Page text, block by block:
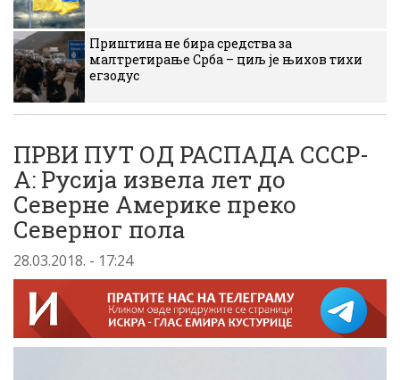
Приштина не бира средства за
малтретирање Срба – циљ је њихов тихи
егзодус
ПРВИ ПУТ ОД РАСПАДА СССР-
А: Русија извела лет до
Северне Америке преко
Северног пола
28.03.2018. - 17:24